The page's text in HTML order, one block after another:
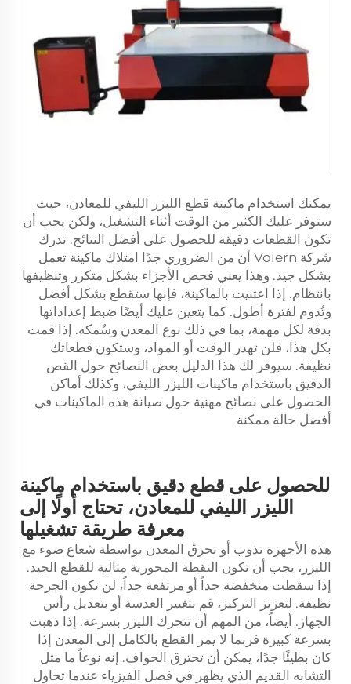
يمكنك استخدام ماكينة قطع الليزر الليفي للمعادن، حيث
ستوفر عليك الكثير من الوقت أثناء التشغيل، ولكن يجب أن
تكون القطعات دقيقة للحصول على أفضل النتائج. تدرك
شركة Voiern أن من الضروري جدًا امتلاك ماكينة تعمل
بشكل جيد. وهذا يعني فحص الأجزاء بشكل متكرر وتنظيفها
بانتظام. إذا اعتنيت بالماكينة، فإنها ستقطع بشكل أفضل
وتُدوم لفترة أطول. كما يتعين عليك أيضًا ضبط إعداداتها
بدقة لكل مهمة، بما في ذلك نوع المعدن وسُمكه. إذا قمت
بكل هذا، فلن تهدر الوقت أو المواد، وستكون قطعاتك
نظيفة. سيوفر لك هذا الدليل بعض النصائح حول القص
الدقيق باستخدام ماكينات الليزر الليفي، وكذلك أماكن
الحصول على نصائح مهنية حول صيانة هذه الماكينات في
أفضل حالة ممكنة
للحصول على قطع دقيق باستخدام ماكينة
الليزر الليفي للمعادن، تحتاج أولًا إلى
معرفة طريقة تشغيلها
هذه الأجهزة تذوب أو تحرق المعدن بواسطة شعاع ضوء مع
الليزر، يجب أن تكون النقطة المحورية مثالية للقطع الجيد.
إذا سقطت منخفضة جداً أو مرتفعة جداً، لن تكون الجرحة
نظيفة. لتعزيز التركيز، قم بتغيير العدسة أو بتعديل رأس
الجهاز. أيضاً، من المهم أن تتحرك الليزر بسرعة. إذا ذهبت
بسرعة كبيرة فربما لا يمر القطع بالكامل إلى المعدن إذا
كان بطيئًا جدًا، يمكن أن تحترق الحواف. إنه نوعاً ما مثل
التشابه القديم الذي يظهر في فصل الفيزياء عندما تحاول